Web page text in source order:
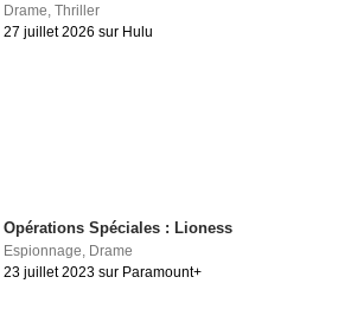
Drame ,Thriller
27 juillet 2026 sur Hulu
Opérations Spéciales : Lioness
Espionnage, Drame
23 juillet 2023 sur Paramount+